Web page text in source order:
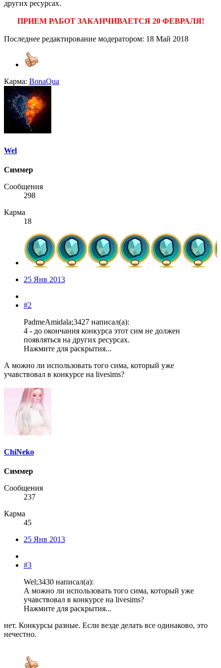
других ресурсах.
ПРИЕМ РАБОТ ЗАКАНЧИВАЕТСЯ 20 ФЕВРАЛЯ!
Последнее редактирование модератором: 18 Май 2018
Карма: BonaQua
Wel
Симмер
Сообщения
298
Карма
18
25 Янв 2013
#2
PadmeAmidala;3427 написал(а):
4 - до окончания конкурса этот сим не должен
появляться на других ресурсах.
Нажмите для раскрытия...
А можно ли использовать того сима, который уже
учавствовал в конкурсе на livesims?
ChiNeko
Симмер
Сообщения
237
Карма
45
25 Янв 2013
#3
Wel;3430 написал(а):
А можно ли использовать того сима, который уже
учавствовал в конкурсе на livesims?
Нажмите для раскрытия...
нет. Конкурсы разные. Если везде делать все одинаково, это
нечестно.